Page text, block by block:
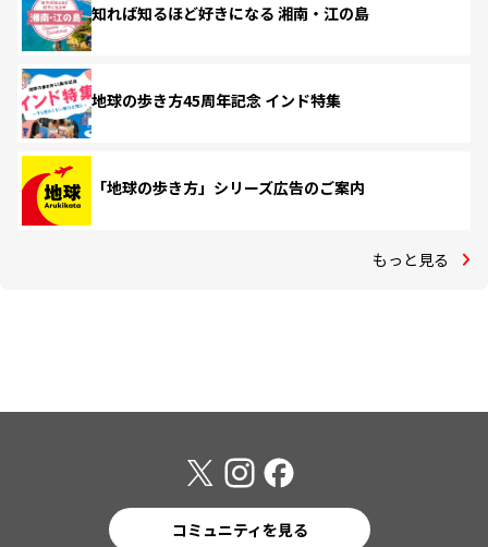
知れば知るほど好きになる 湘南・江の島
地球の歩き方45周年記念 インド特集
「地球の歩き方」シリーズ広告のご案内
もっと見る
コミュニティを見る